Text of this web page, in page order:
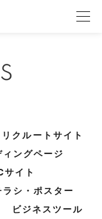
リクルートサイト
ィングページ
サイト
ラシ・ポスター
ビジネスツール